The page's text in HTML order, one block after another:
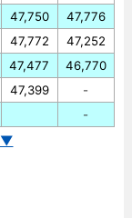
47,750
47,772
47,477
47,399
47,776
47,252
46,770
-
-
▼